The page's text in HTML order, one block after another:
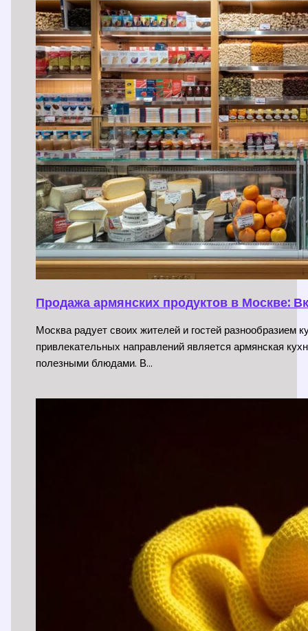
Продажа армянских продуктов в Москве:
Москва радует своих жителей и гостей
привлекательных направлений является армянская
полезными блюдами. В…